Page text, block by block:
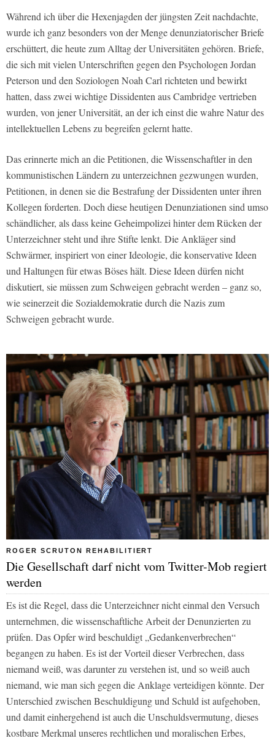
Während ich über die Hexenjagden der jüngsten Zeit nachdachte,
wurde ich ganz besonders von der Menge denunziatorischer Briefe
erschüttert, die heute zum Alltag der Universitäten gehören. Briefe,
die sich mit vielen Unterschriften gegen den Psychologen Jordan
Peterson und den Soziologen Noah Carl richteten und bewirkt
hatten, dass zwei wichtige Dissidenten aus Cambridge vertrieben
wurden, von jener Universität, an der ich einst die wahre Natur des
intellektuellen Lebens zu begreifen gelernt hatte.
Das erinnerte mich an die Petitionen, die Wissenschaftler in den
kommunistischen Ländern zu unterzeichnen gezwungen wurden,
Petitionen, in denen sie die Bestrafung der Dissidenten unter ihren
Kollegen forderten. Doch diese heutigen Denunziationen sind umso
schändlicher, als dass keine Geheimpolizei hinter dem Rücken der
Unterzeichner steht und ihre Stifte lenkt. Die Ankläger sind
Schwärmer, inspiriert von einer Ideologie, die konservative Ideen
und Haltungen für etwas Böses hält. Diese Ideen dürfen nicht
diskutiert, sie müssen zum Schweigen gebracht werden – ganz so,
wie seinerzeit die Sozialdemokratie durch die Nazis zum
Schweigen gebracht wurde.
ROGER SCRUTON REHABILITIERT
Die Gesellschaft darf nicht vom Twitter-Mob regiert
werden
Es ist die Regel, dass die Unterzeichner nicht einmal den Versuch
unternehmen, die wissenschaftliche Arbeit der Denunzierten zu
prüfen. Das Opfer wird beschuldigt „Gedankenverbrechen“
begangen zu haben. Es ist der Vorteil dieser Verbrechen, dass
niemand weiß, was darunter zu verstehen ist, und so weiß auch
niemand, wie man sich gegen die Anklage verteidigen könnte. Der
Unterschied zwischen Beschuldigung und Schuld ist aufgehoben,
und damit einhergehend ist auch die Unschuldsvermutung, dieses
kostbare Merkmal unseres rechtlichen und moralischen Erbes,